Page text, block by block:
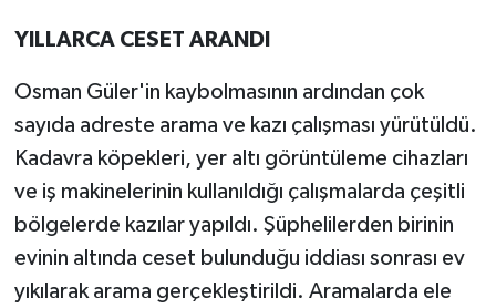
YILLARCA CESET ARANDI
Osman Güler'in kaybolmasının ardından çok
sayıda adreste arama ve kazı çalışması yürütüldü.
Kadavra köpekleri, yer altı görüntüleme cihazları
ve iş makinelerinin kullanıldığı çalışmalarda çeşitli
bölgelerde kazılar yapıldı. Şüphelilerden birinin
evinin altında ceset bulunduğu iddiası sonrası ev
yıkılarak arama gerçekleştirildi. Aramalarda ele